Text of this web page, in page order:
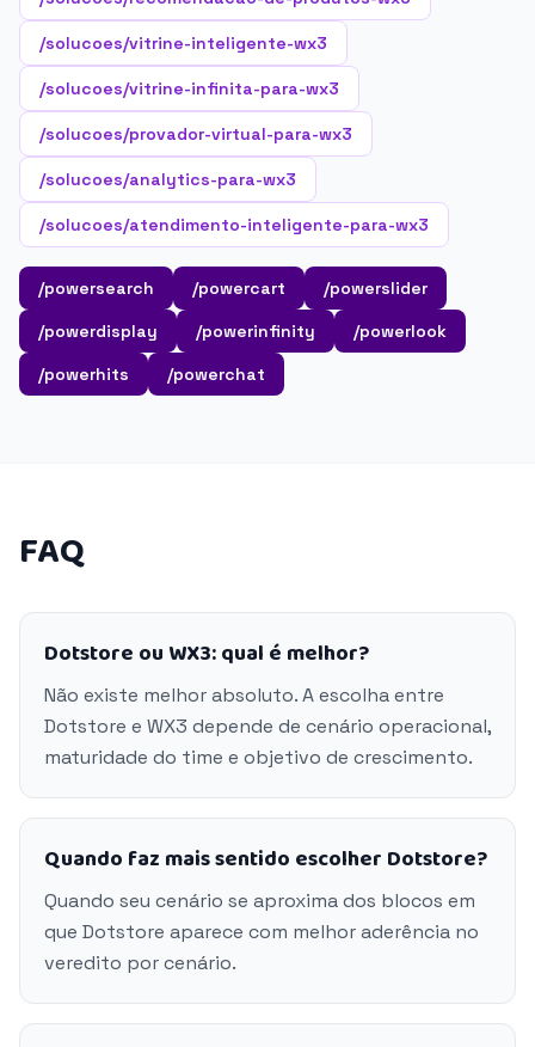
/solucoes/vitrine-inteligente-wx3
/solucoes/vitrine-infinita-para-wx3
/solucoes/provador-virtual-para-wx3
/solucoes/analytics-para-wx3
/solucoes/atendimento-inteligente-para-wx3
/powersearch /powercart
/powerslider
/powerdisplay
/powerinfinity
/powerlook
/powerhits
/powerchat
FAQ
Dotstore ou WX3: qual é melhor?
Não existe melhor absoluto. A escolha entre
Dotstore e WX3 depende de cenário operacional,
maturidade do time e objetivo de crescimento.
Quando faz mais sentido escolher Dotstore?
Quando seu cenário se aproxima dos blocos em
que Dotstore aparece com melhor aderência no
veredito por cenário.